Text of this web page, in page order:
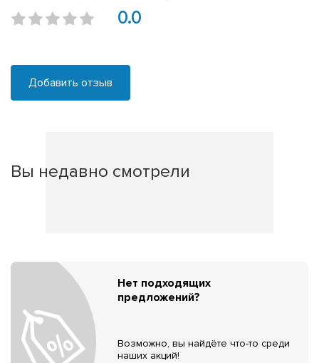
0.0
Добавить отзыв
Вы недавно смотрели
Нет подходящих
предложений?
Возможно, вы найдёте что-то среди
наших акций!